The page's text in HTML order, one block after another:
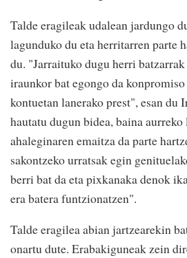
Talde eragileak udalean jardungo
lagunduko du eta herritarren parte
du. "Jarraituko dugu herri
iraunkor bat egongo da
kontuetan lanerako prest", esan du
hautatu dugun bidea, baina
ahaleginaren emaitza da parte
sakontzeko urratsak egin
berri bat da eta pixkanaka denok
era batera funtzionatzen".
Talde eragilea abian jartzearekin
onartu dute. Erabakiguneak zein